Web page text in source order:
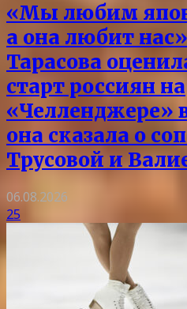
«Мы любим
а она любит
Тарасова
старт россиян на
«Челленджере»
она сказала о
Трусовой и
06.08.2026
25